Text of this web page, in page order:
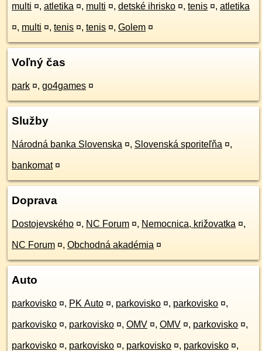
multi ¤, atletika ¤, multi ¤, detské ihrisko ¤, tenis ¤, atletika
¤, multi ¤, tenis ¤, tenis ¤, Golem ¤
Voľný čas
park ¤, go4games ¤
Služby
Národná banka Slovenska ¤, Slovenská sporiteľňa ¤,
bankomat ¤
Doprava
Dostojevského ¤, NC Forum ¤, Nemocnica, križovatka ¤,
NC Forum ¤, Obchodná akadémia ¤
Auto
parkovisko ¤, PK Auto ¤, parkovisko ¤, parkovisko ¤,
parkovisko ¤, parkovisko ¤, OMV ¤, OMV ¤, parkovisko ¤,
parkovisko ¤, parkovisko ¤, parkovisko ¤, parkovisko ¤,